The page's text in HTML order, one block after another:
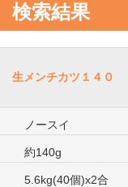
検索結果
生メンチカツ１４０
ノースイ
約140g
5.6kg(40個)x2合